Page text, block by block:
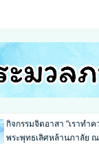
ประมวงภาพ กิจกรรมวัน
พุธ, 11 กุมภาพันธ์ 2026